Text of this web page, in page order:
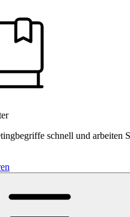
schnell und arbeiten